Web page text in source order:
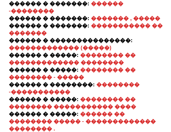
������ � �������: ������
-��������
������ � �������: ������� , �����
������ � �������: ����������� ��
�������
������ � ���������������:
������������� (�����)
������ � �����: �������� ��
������������� ��������
������ � �����: �������� ��
�������� - �����
������ � ��������: ��������
-�����������
������ � �����: �������� ��
�������� ����������� ����
������ � �����: ������ ��
�������� ����� - �������������
�������� .